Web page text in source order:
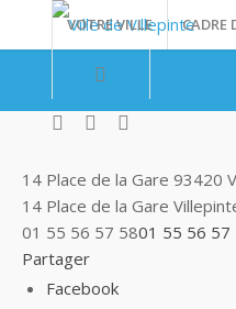
VOTRE VILLE CADRE
14 Place de la Gare 93420
14 Place de la Gare
01 55 56 57 5801 55 56 57
Partager
Facebook